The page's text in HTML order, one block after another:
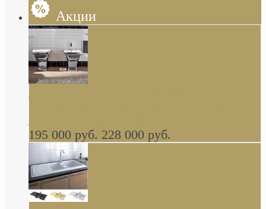
Акции
Butterfly Scarabeo КОМПЛЕКТ санфаянса
глянцевая платина В НАЛИЧИИ
195 000 руб. 228 000 руб.